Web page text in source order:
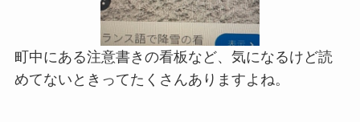
町中にある注意書きの看板など、気になるけど読
めてないときってたくさんありますよね。